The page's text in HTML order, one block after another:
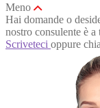
Meno
Hai domande o
nostro consulente è a
Scriveteci oppure